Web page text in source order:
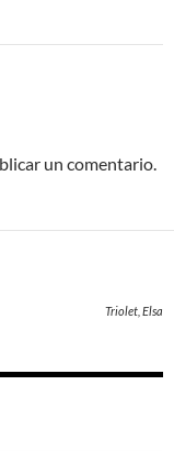
un comentario.
Triolet, Elsa